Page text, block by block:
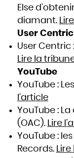
Else
diamant.
User Centric
User Centric
Lire la
YouTube
YouTube :
l’article
YouTube :
(OAC).
Lire
YouTube :
Records.